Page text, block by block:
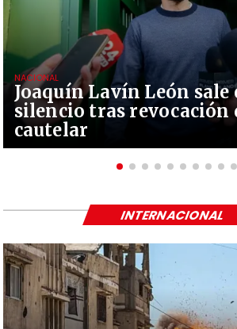
Joaquín Lavín León sale
silencio tras revocación
cautelar
NACIONAL
INTERNACIONAL